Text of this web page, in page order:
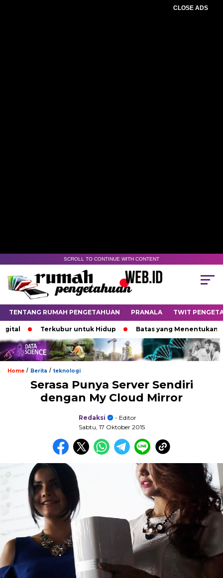
CLOSE ADS
SCROLL TO CONTINUE WITH CONTENT
TENTANG RUMAH PENGETAHUAN PRANALA TWIT
Terkubur untuk Hidup Batas yang Menentukan Nasib
Home / Berita / teknologi
Serasa Punya Server Sendiri
dengan My Cloud Mirror
Redaksi
- Editor
Sabtu, 17 Oktober 2015